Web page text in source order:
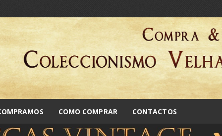
COMO COMPRAR CONTACTOS